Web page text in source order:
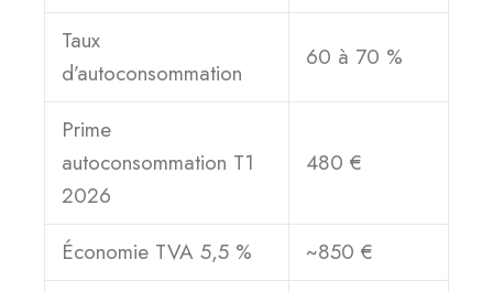
Taux
d’autoconsommation
60 à 70 %
Prime
autoconsommation T1
2026
480 €
Économie TVA 5,5 % ~850 €